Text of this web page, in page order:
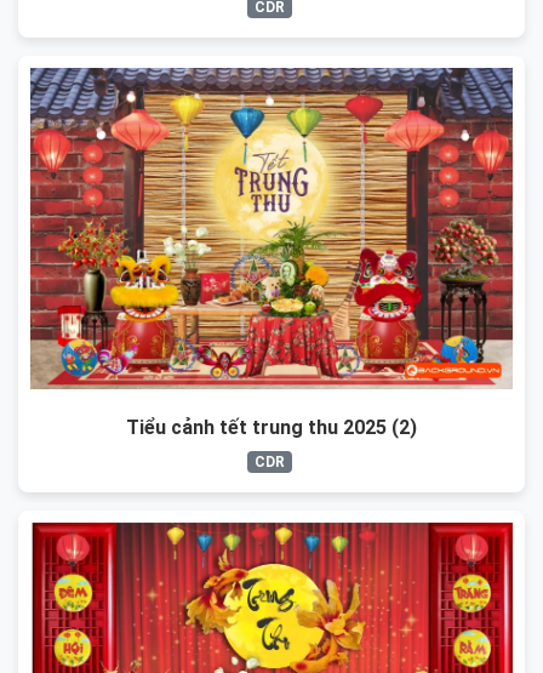
CDR
Tiểu cảnh tết trung thu 2025 (2)
CDR